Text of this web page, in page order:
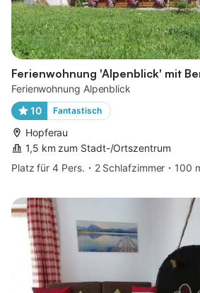
Ferienwohnung 'Alpenblick' mit
Ferienwohnung Alpenblick
10
Fantastisch
Hopferau
1,5 km zum Stadt-/Ortszentrum
Platz für 4 Pers.
2 Schlafzimmer 100